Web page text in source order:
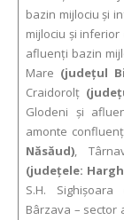
bazin mijlociu şi
mijlociu şi inferior
afluenţi bazin
Mare (judeţul
Craidorolţ
Glodeni şi
amonte
Năsăud),
(judeţele:
S.H. Sighișoara
Bârzava – sector